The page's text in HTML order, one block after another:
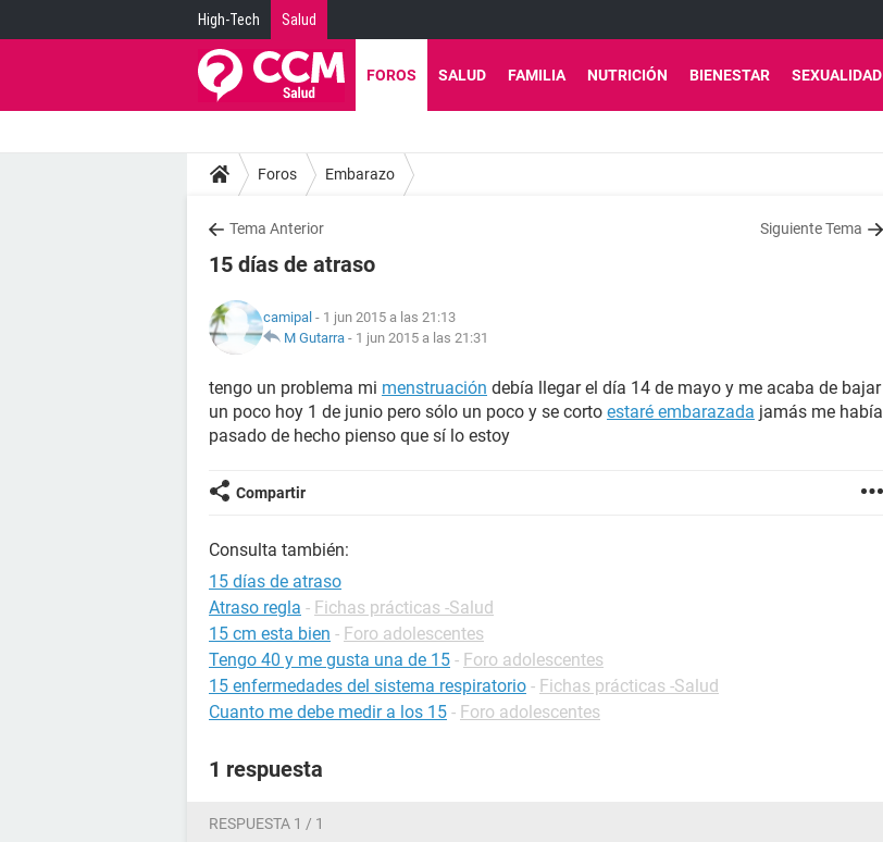
High-Tech Salud
FOROS SALUD FAMILIA NUTRICIÓN BIENESTAR SEXUALIDAD
Foros Embarazo
Tema Anterior Siguiente Tema
15 días de atraso
camipal - 1 jun 2015 a las 21:13
M Gutarra - 1 jun 2015 a las 21:31
tengo un problema mi menstruación debía llegar el día 14 de mayo y me acaba de bajar
un poco hoy 1 de junio pero sólo un poco y se corto estaré embarazada jamás me había
pasado de hecho pienso que sí lo estoy
Compartir
Consulta también:
15 días de atraso
Atraso regla - Fichas prácticas -Salud
15 cm esta bien - Foro adolescentes
Tengo 40 y me gusta una de 15 - Foro adolescentes
15 enfermedades del sistema respiratorio - Fichas prácticas -Salud
Cuanto me debe medir a los 15 - Foro adolescentes
1 respuesta
RESPUESTA 1 / 1